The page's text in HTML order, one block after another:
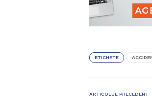
ETICHETE
ARTICOLUL PRECEDENT